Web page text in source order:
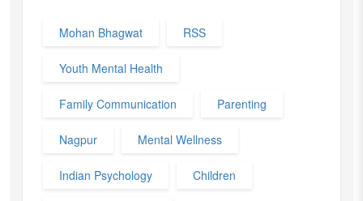
Mohan Bhagwat RSS
Youth Mental Health
Family Communication Parenting
Nagpur Mental Wellness
Indian Psychology Children